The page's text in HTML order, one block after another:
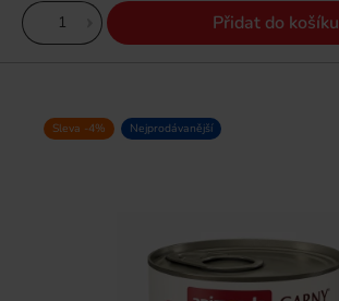
Přidat do košíku
Sleva -4% Nejprodávanější